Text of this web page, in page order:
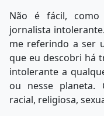
Não é fácil, como
jornalista
me referindo a ser
que eu descobri há
intolerante a
ou nesse planeta.
racial, religiosa,